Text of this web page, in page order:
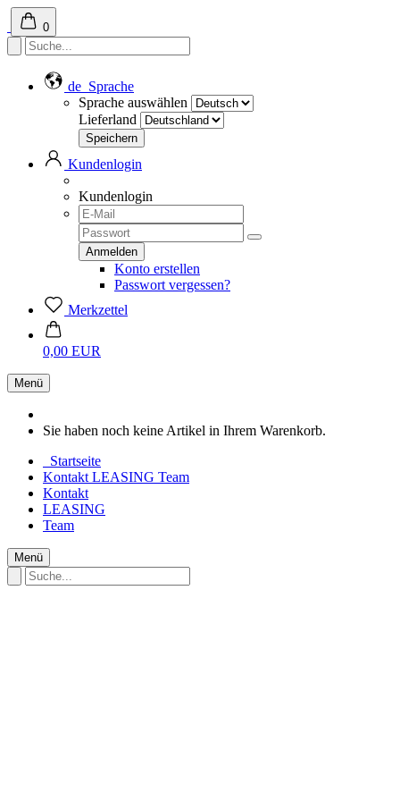
0
de Sprache
Sprache auswählen
Lieferland
Kundenlogin
Kundenlogin
Konto erstellen
Passwort vergessen?
Merkzettel
0,00 EUR
Menü
Sie haben noch keine Artikel in Ihrem Warenkorb.
Startseite
Kontakt LEASING Team
Kontakt
LEASING
Team
Menü